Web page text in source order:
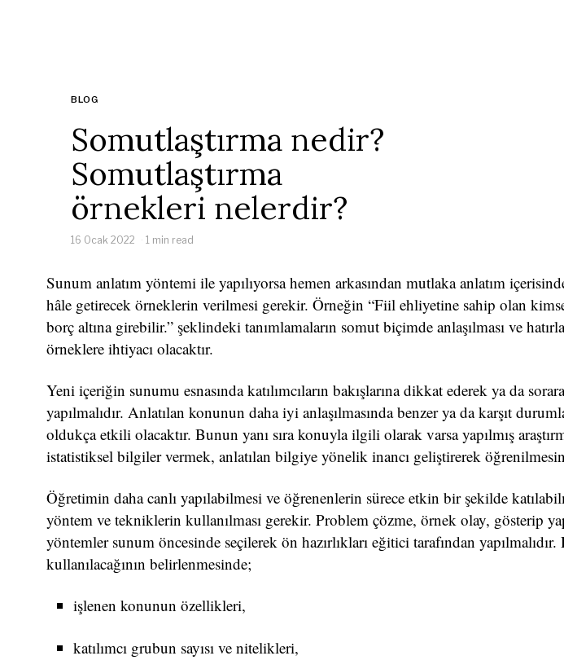
BLOG
Somutlaştırma nedir?
Somutlaştırma
örnekleri nelerdir?
16 Ocak 2022 1 min read
Sunum anlatım yöntemi ile yapılıyorsa hemen arkasından mutlaka anlatım
hâle getirecek örneklerin verilmesi gerekir. Örneğin “Fiil ehliyetine sahip olan
borç altına girebilir.” şeklindeki tanımlamaların somut biçimde anlaşılması ve
örneklere ihtiyacı olacaktır.
Yeni içeriğin sunumu esnasında katılımcıların bakışlarına dikkat ederek ya da
yapılmalıdır. Anlatılan konunun daha iyi anlaşılmasında benzer ya da karşıt
oldukça etkili olacaktır. Bunun yanı sıra konuyla ilgili olarak varsa yapılmış
istatistiksel bilgiler vermek, anlatılan bilgiye yönelik inancı geliştirerek
Öğretimin daha canlı yapılabilmesi ve öğrenenlerin sürece etkin bir şekilde
yöntem ve tekniklerin kullanılması gerekir. Problem çözme, örnek olay, gösterip
yöntemler sunum öncesinde seçilerek ön hazırlıkları eğitici tarafından
kullanılacağının belirlenmesinde;
işlenen konunun özellikleri,
katılımcı grubun sayısı ve nitelikleri,